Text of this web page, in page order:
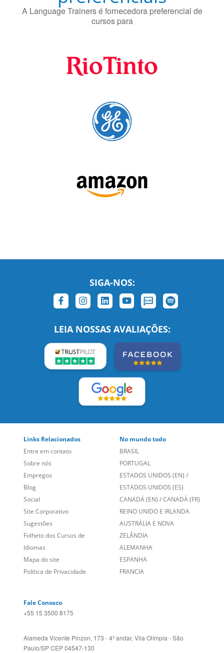
Fornecedores
preferenciais
cursos para
LEIA NOSSAS AVALIAÇÕES:
Links Relacionados
Entre em contato
Sobre nós
Empregos
Blog
Social
Site Corporativo
Sugestões
Folheto dos Cursos de
Política de Privacidade
No mundo todo
BRASIL
PORTUGAL
ESTADOS UNIDOS (EN)/
ESTADOS UNIDOS (ES)
CANADÁ (EN)
REINO UNIDO E IRLANDA
AUSTRÁLIA E NOVA
ZELÂNDIA
Fale Conosco
+55 15 3500 8175